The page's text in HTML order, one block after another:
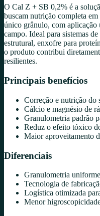
O Cal Z + SB 0,2% é a
buscam nutrição completa
único grânulo, com
campo. Ideal para sistemas
estrutural, enxofre para
o produto contribui
resilientes.
Principais benefícios
Correção e nutrição
Cálcio e magnésio de
Granulometria padrão
Reduz o efeito tóxico
Maior aproveitamento
Diferenciais
Granulometria
Tecnologia de
Logística otimizada
Menor